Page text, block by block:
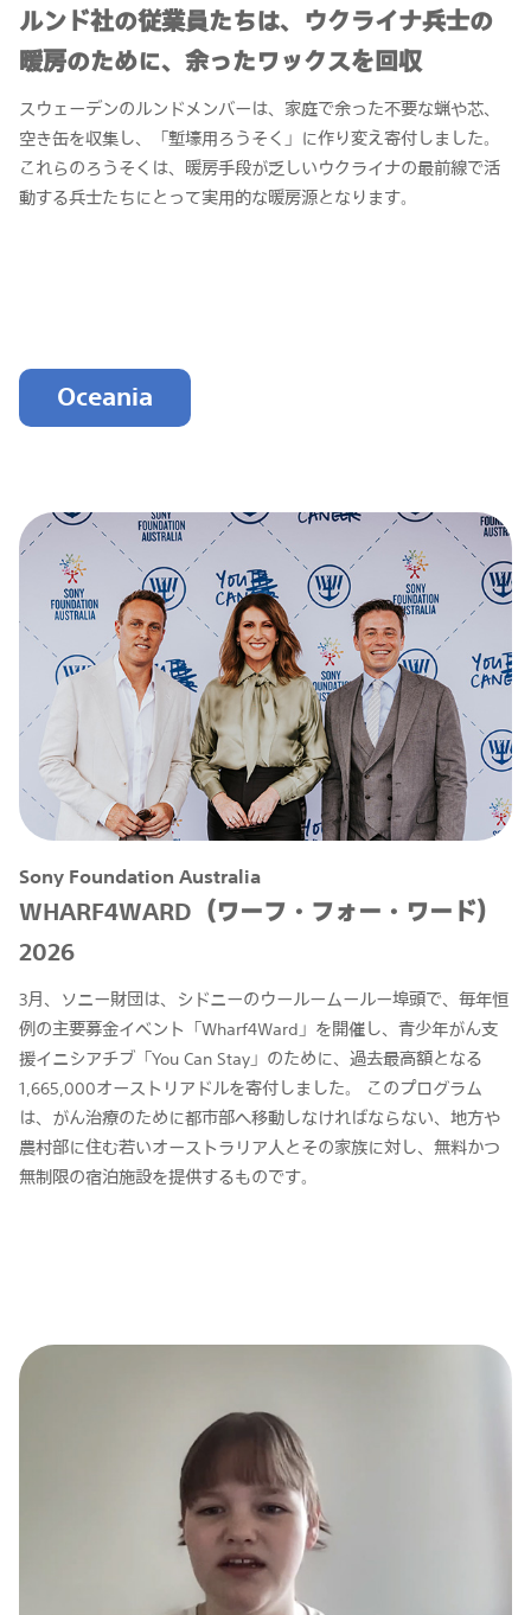
ルンド社の従業員たちは、ウクライナ兵士の
暖房のために、余ったワックスを回収
スウェーデンのルンドメンバーは、家庭で余った不要な蝋や芯、
空き缶を収集し、「塹壕用ろうそく」に作り変え寄付しました。
これらのろうそくは、暖房手段が乏しいウクライナの最前線で活
動する兵士たちにとって実用的な暖房源となります。
Oceania
Sony Foundation Australia
WHARF4WARD（ワーフ・フォー・ワード）
2026
3月、ソニー財団は、シドニーのウールームールー埠頭で、毎年恒
例の主要募金イベント「Wharf4Ward」を開催し、青少年がん支
援イニシアチブ「You Can Stay」のために、過去最高額となる
1,665,000オーストリアドルを寄付しました。 このプログラム
は、がん治療のために都市部へ移動しなければならない、地方や
農村部に住む若いオーストラリア人とその家族に対し、無料かつ
無制限の宿泊施設を提供するものです。